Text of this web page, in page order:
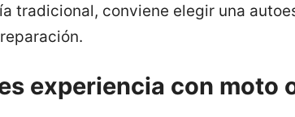
tradicional, conviene elegir una
experiencia con moto